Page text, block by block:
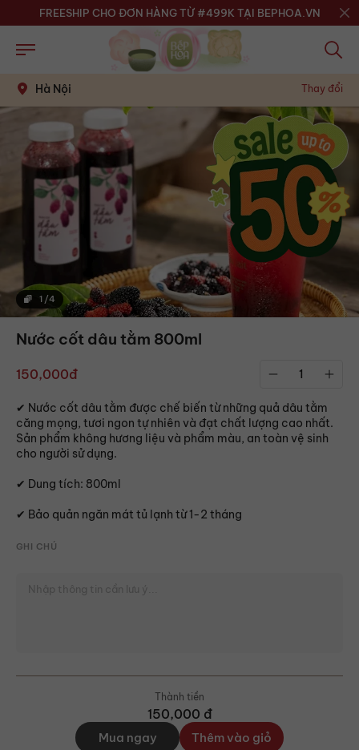
FREESHIP CHO ĐƠN HÀNG TỪ #499K TẠI BEPHOA.VN
Hà Nội Thay đổi
1 /4
Nước cốt dâu tằm 800ml
150,000đ
✔ Nước cốt dâu tằm được chế biến từ những quả dâu tằm
căng mọng, tươi ngon tự nhiên và đạt chất lượng cao nhất.
Sản phẩm không hương liệu và phẩm màu, an toàn vệ sinh
cho người sử dụng.
✔ Dung tích: 800ml
✔ Bảo quản ngăn mát tủ lạnh từ 1-2 tháng
GHI CHÚ
Thành tiền
150,000 đ
Mua ngay Thêm vào giỏ